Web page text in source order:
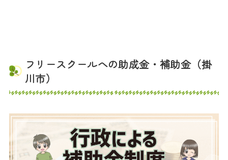
フリースクールへの助成金・補助金（掛
川市）